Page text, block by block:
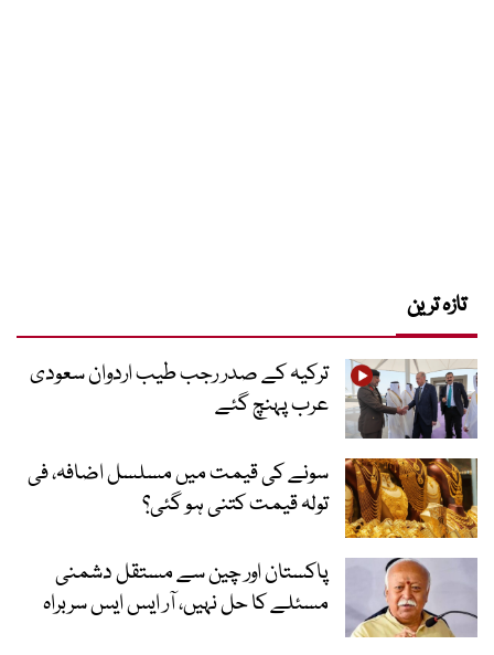
تازہ ترین
ترکیہ کے صدر رجب طیب اردوان سعودی
عرب پہنچ گئے
سونے کی قیمت میں مسلسل اضافہ، فی
تولہ قیمت کتنی ہو گئی؟
پاکستان اور چین سے مستقل دشمنی
مسئلے کا حل نہیں، آر ایس ایس سربراہ